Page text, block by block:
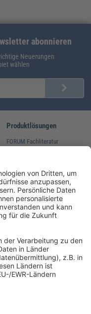
abonnieren
Neuerungen
wählen
Produktlösungen
FORUM Fachliteratur